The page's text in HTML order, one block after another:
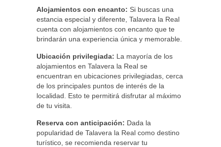
Alojamientos con encanto: Si buscas una
estancia especial y diferente, Talavera la Real
cuenta con alojamientos con encanto que te
brindarán una experiencia única y memorable.
Ubicación privilegiada: La mayoría de los
alojamientos en Talavera la Real se
encuentran en ubicaciones privilegiadas, cerca
de los principales puntos de interés de la
localidad. Esto te permitirá disfrutar al máximo
de tu visita.
Reserva con anticipación: Dada la
popularidad de Talavera la Real como destino
turístico, se recomienda reservar tu